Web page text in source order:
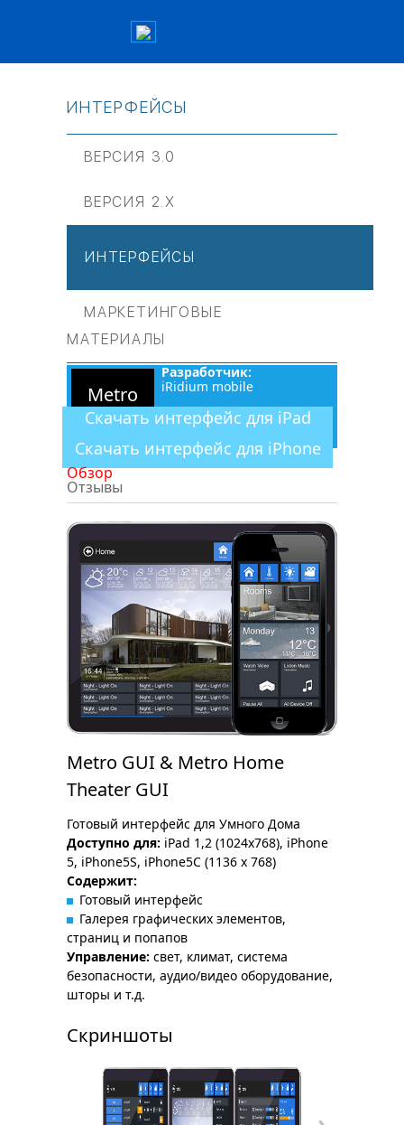
ИНТЕРФЕЙСЫ
ВЕРСИЯ 3.0
ВЕРСИЯ 2.Х
ИНТЕРФЕЙСЫ
МАРКЕТИНГОВЫЕ
МАТЕРИАЛЫ
Metro
Разработчик:
iRidium mobile
Скачать интерфейс для iPad
Скачать интерфейс для iPhone
Обзор
Отзывы
Metro GUI & Metro Home
Theater GUI
Готовый интерфейс для Умного Дома
Доступно для: iPad 1,2 (1024x768), iPhone
5, iPhone5S, iPhone5C (1136 x 768)
Содержит:
Готовый интерфейс
Галерея графических элементов,
страниц и попапов
Управление: свет, климат, система
безопасности, аудио/видео оборудование,
шторы и т.д.
Скриншоты